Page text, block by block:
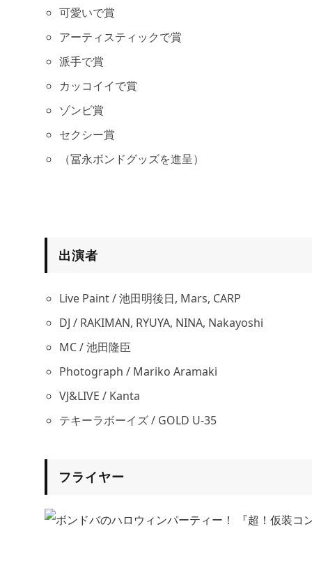
可愛いで賞
アーティスティックで賞
派手で賞
カッコイイで賞
ゾンビ賞
セクシー賞
（冨永ボンドグッズを進呈）
出演者
Live Paint / 池田明後日, Mars, CARP
DJ / RAKIMAN, RYUYA, NINA, Nakayoshi
MC / 池田隆臣
Photograph / Mariko Aramaki
VJ&LIVE / Kanta
テキーラボーイズ / GOLD U-35
フライヤー